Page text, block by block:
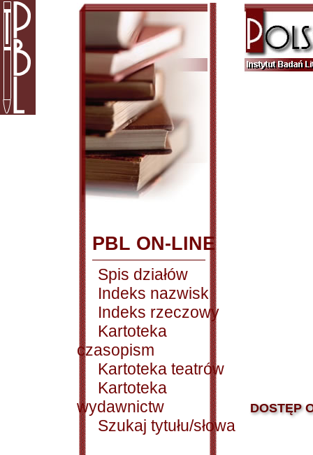
PBL ON-LINE
Spis działów
Indeks nazwisk
Indeks rzeczowy
Kartoteka
czasopism
Kartoteka teatrów
Kartoteka
wydawnictw
Szukaj tytułu/słowa
DOSTĘP